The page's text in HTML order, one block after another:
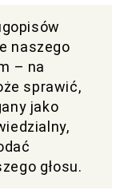
naszego
– na
sprawić,
jako
głosu.